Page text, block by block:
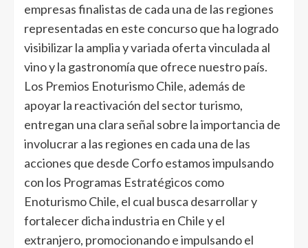
empresas finalistas de cada una de las regiones
representadas en este concurso que ha logrado
visibilizar la amplia y variada oferta vinculada al
vino y la gastronomía que ofrece nuestro país.
Los Premios Enoturismo Chile, además de
apoyar la reactivación del sector turismo,
entregan una clara señal sobre la importancia de
involucrar a las regiones en cada una de las
acciones que desde Corfo estamos impulsando
con los Programas Estratégicos como
Enoturismo Chile, el cual busca desarrollar y
fortalecer dicha industria en Chile y el
extranjero, promocionando e impulsando el